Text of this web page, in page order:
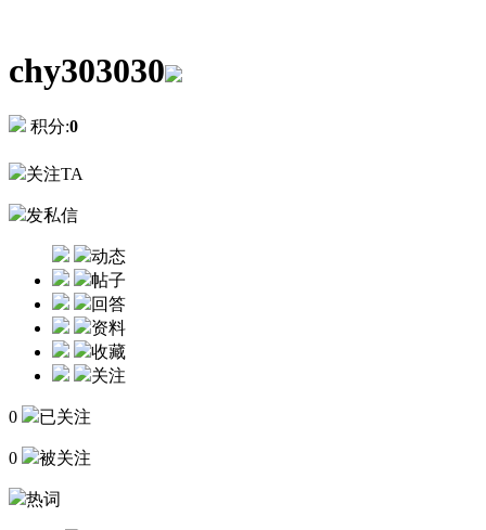
chy303030
积分:0
关注TA
发私信
动态
帖子
回答
资料
收藏
关注
0 已关注
0 被关注
热词